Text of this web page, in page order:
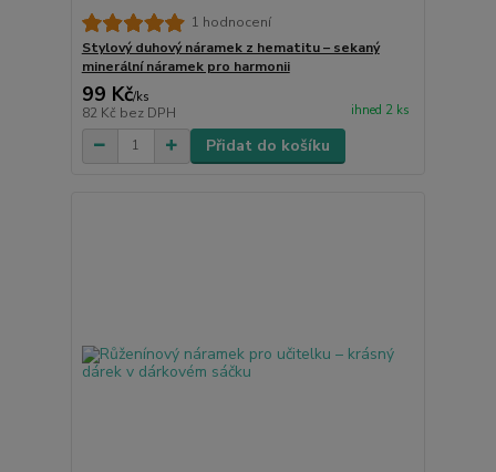
1 hodnocení
Stylový duhový náramek z hematitu – sekaný
minerální náramek pro harmonii
99 Kč/ks
82 Kč bez DPH ihned 2 ks
Přidat do košíku